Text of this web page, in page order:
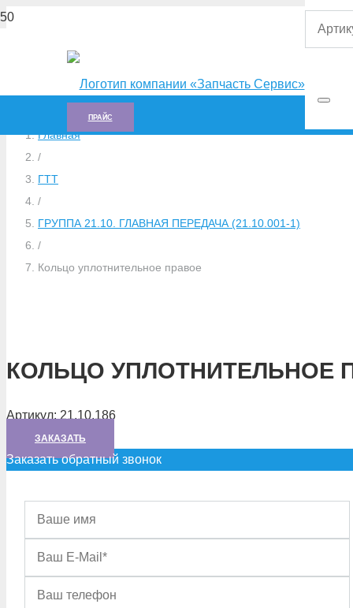
ПРАЙС
Главная
/
ГTT
/
ГРУППА 21.10. ГЛАВНАЯ ПЕРЕДАЧА (21.10.001-1)
/
Кольцо уплотнительное правое
КОЛЬЦО УПЛОТНИТЕЛЬНОЕ
Артикул: 21.10.186
ЗАКАЗАТЬ
Заказать обратный звонок